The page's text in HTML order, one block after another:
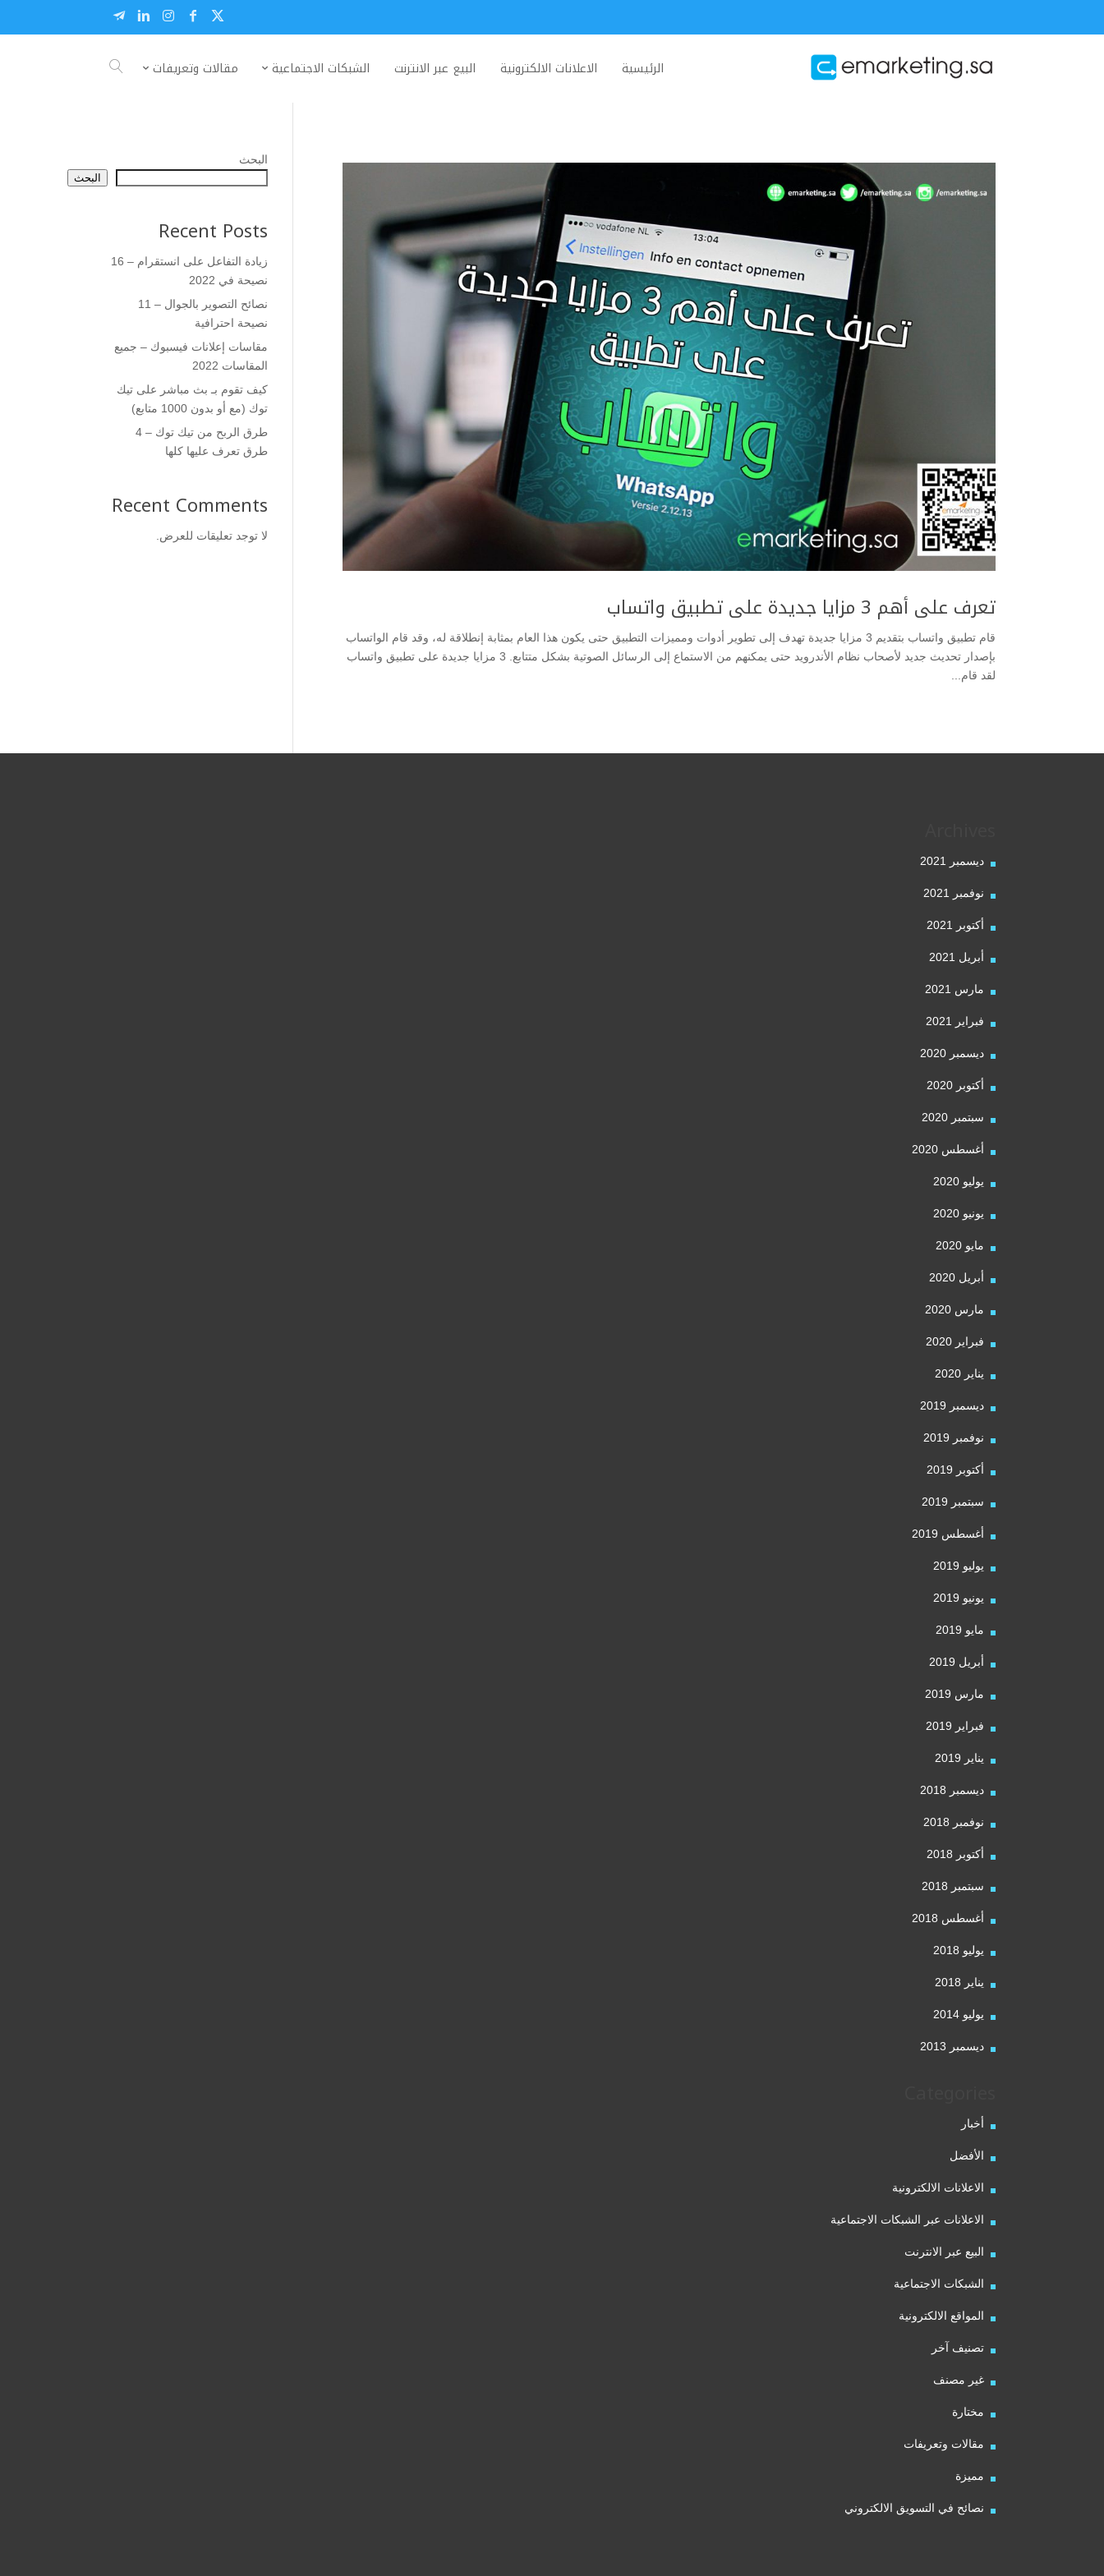
الرئيسية الاعلانات الالكترونية البيع عبر الانترنت الشبكات الاجتماعية مقالات وتعريفات
تعرف على أهم 3 مزايا جديدة على تطبيق واتساب
قام تطبيق واتساب بتقديم 3 مزايا جديدة تهدف إلى تطوير أدوات ومميزات التطبيق حتى يكون هذا العام بمثابة إنطلاقة له، وقد قام الواتساب
بإصدار تحديث جديد لأصحاب نظام الأندرويد حتى يمكنهم من الاستماع إلى الرسائل الصوتية بشكل متتابع. 3 مزايا جديدة على تطبيق واتساب
لقد قام...
البحث
البحث
Recent Posts
زيادة التفاعل على انستقرام – 16
نصيحة في 2022
نصائح التصوير بالجوال – 11
نصيحة احترافية
مقاسات إعلانات فيسبوك – جميع
المقاسات 2022
كيف تقوم بـ بث مباشر على تيك
توك (مع أو بدون 1000 متابع)
طرق الربح من تيك توك – 4
طرق تعرف عليها كلها
Recent Comments
لا توجد تعليقات للعرض.
ديسمبر 2021
نوفمبر 2021
أكتوبر 2021
أبريل 2021
مارس 2021
فبراير 2021
ديسمبر 2020
أكتوبر 2020
سبتمبر 2020
أغسطس 2020
يوليو 2020
يونيو 2020
مايو 2020
أبريل 2020
مارس 2020
فبراير 2020
يناير 2020
ديسمبر 2019
نوفمبر 2019
أكتوبر 2019
سبتمبر 2019
أغسطس 2019
يوليو 2019
يونيو 2019
مايو 2019
أبريل 2019
مارس 2019
فبراير 2019
يناير 2019
ديسمبر 2018
نوفمبر 2018
أكتوبر 2018
سبتمبر 2018
أغسطس 2018
يوليو 2018
يناير 2018
يوليو 2014
ديسمبر 2013
أخبار
الأفضل
الاعلانات الالكترونية
الاعلانات عبر الشبكات الاجتماعية
البيع عبر الانترنت
الشبكات الاجتماعية
المواقع الالكترونية
تصنيف آخر
غير مصنف
مختارة
مقالات وتعريفات
مميزة
نصائح في التسويق الالكتروني